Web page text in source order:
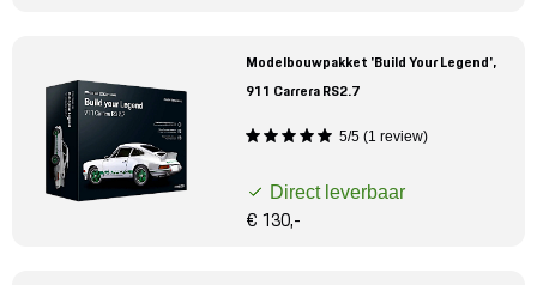
Modelbouwpakket 'Build Your Legend',
911 Carrera RS2.7
5/5 (1 review)
Direct leverbaar
€ 130,-